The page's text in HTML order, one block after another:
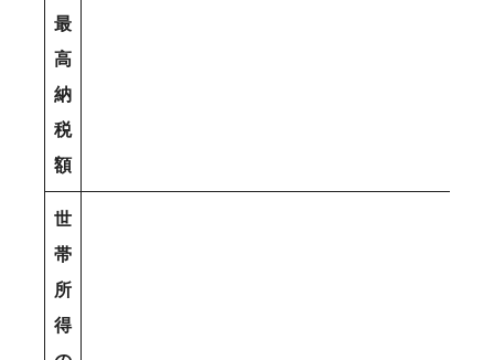
最
高
納
税
額
世
帯
所
得